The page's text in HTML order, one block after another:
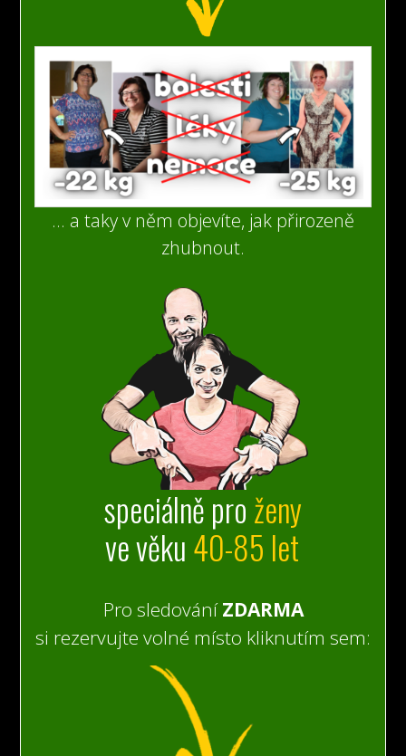
... a taky v něm objevíte, jak přirozeně
zhubnout.
speciálněproženy
ve věku40-85 let
Pro sledováníZDARMA
si rezervujte volné místo kliknutím sem: